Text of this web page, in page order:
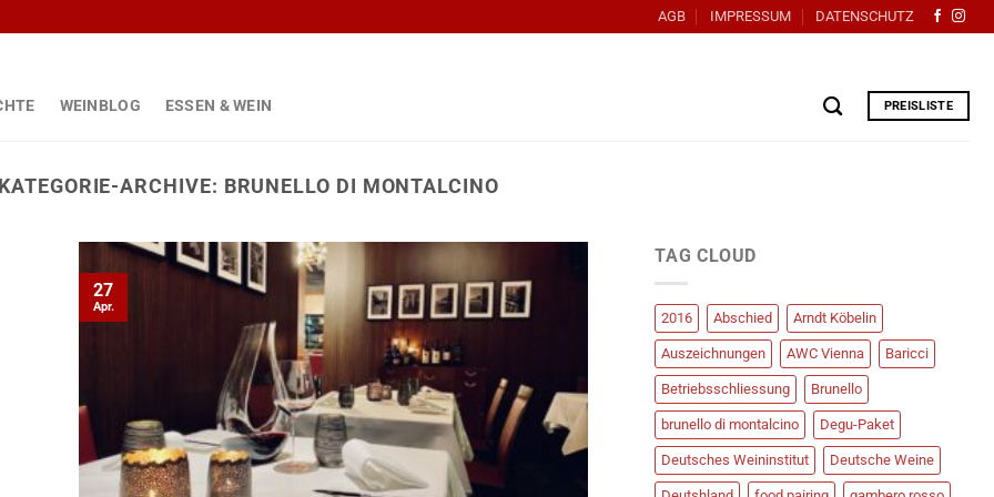
AGB IMPRESSUM DATENSCHUTZ
WEINBLOG ESSEN & WEIN PREISLISTE
KATEGORIE-ARCHIVE: BRUNELLO DI MONTALCINO
27
Apr.
TAG CLOUD
2016 Abschied Arndt Köbelin
Auszeichnungen AWC Vienna Baricci
Betriebsschliessung Brunello
brunello di montalcino Degu-Paket
Deutsches Weininstitut Deutsche Weine